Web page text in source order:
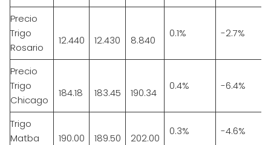
Precio
Trigo
Rosario
12.440 12.430 8.840
0.1% -2.7%
Precio
Trigo
Chicago
184.18 183.45 190.34
0.4% -6.4%
Trigo
Matba
190.00 189.50 202.00
0.3% -4.6%